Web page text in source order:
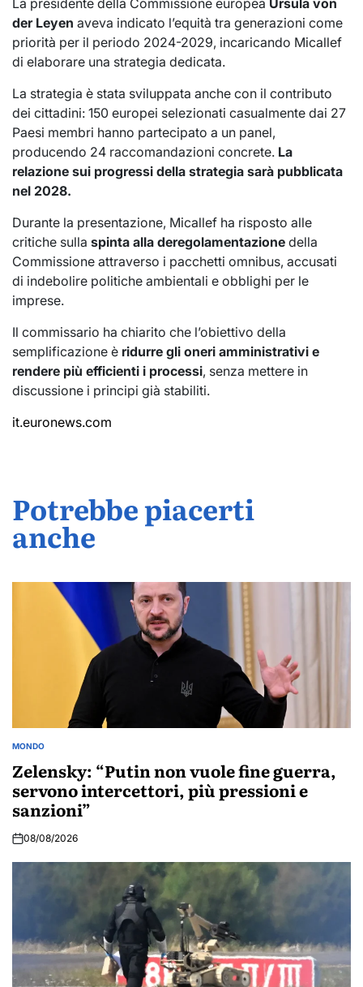
La presidente della Commissione europea Ursula von
der Leyen aveva indicato l’equità tra generazioni come
priorità per il periodo 2024-2029, incaricando Micallef
di elaborare una strategia dedicata.
La strategia è stata sviluppata anche con il contributo
dei cittadini: 150 europei selezionati casualmente dai 27
Paesi membri hanno partecipato a un panel,
producendo 24 raccomandazioni concrete. La
relazione sui progressi della strategia sarà pubblicata
nel 2028.
Durante la presentazione, Micallef ha risposto alle
critiche sulla spinta alla deregolamentazione della
Commissione attraverso i pacchetti omnibus, accusati
di indebolire politiche ambientali e obblighi per le
imprese.
Il commissario ha chiarito che l’obiettivo della
semplificazione è ridurre gli oneri amministrativi e
rendere più efficienti i processi, senza mettere in
discussione i principi già stabiliti.
it.euronews.com
Potrebbe piacerti
anche
POSTED
MONDO
Zelensky: “Putin non vuole fine guerra,
servono intercettori, più pressioni e
sanzioni”
08/08/2026